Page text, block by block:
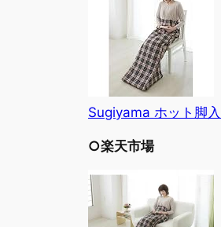
Sugiyama ホット脚
○楽天市場